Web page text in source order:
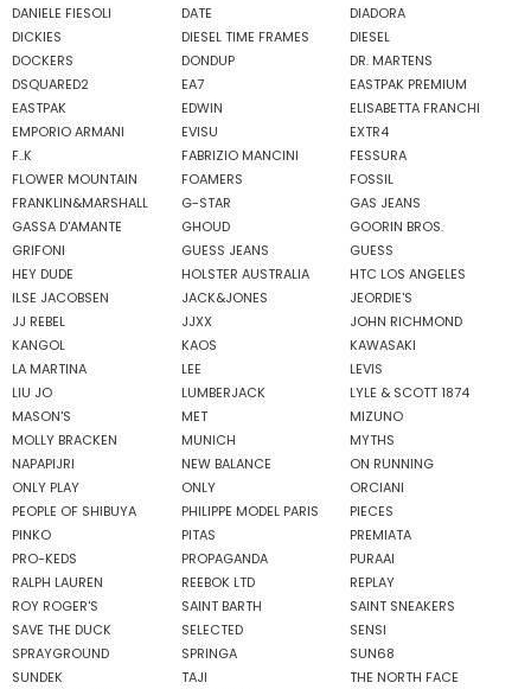
DANIELE FIESOLI
DATE
DIADORA
DICKIES
DIESEL TIME FRAMES
DIESEL
DOCKERS
DONDUP
DR. MARTENS
DSQUARED2
EA7
EASTPAK PREMIUM
EASTPAK
EDWIN
ELISABETTA FRANCHI
EMPORIO ARMANI
EVISU
EXTR4
F..K
FABRIZIO MANCINI
FESSURA
FLOWER MOUNTAIN
FOAMERS
FOSSIL
FRANKLIN&MARSHALL
G-STAR
GAS JEANS
GASSA D'AMANTE
GHOUD
GOORIN BROS.
GRIFONI
GUESS JEANS
GUESS
HEY DUDE
HOLSTER AUSTRALIA
HTC LOS ANGELES
ILSE JACOBSEN
JACK&JONES
JEORDIE'S
JJ REBEL
JJXX
JOHN RICHMOND
KANGOL
KAOS
KAWASAKI
LA MARTINA
LEE
LEVIS
LIU JO
LUMBERJACK
LYLE & SCOTT 1874
MASON'S
MET
MIZUNO
MOLLY BRACKEN
MUNICH
MYTHS
NAPAPIJRI
NEW BALANCE
ON RUNNING
ONLY PLAY
ONLY
ORCIANI
PEOPLE OF SHIBUYA
PHILIPPE MODEL PARIS
PIECES
PINKO
PITAS
PREMIATA
PRO-KEDS
PROPAGANDA
PURAAI
RALPH LAUREN
REEBOK LTD
REPLAY
ROY ROGER'S
SAINT BARTH
SAINT SNEAKERS
SAVE THE DUCK
SELECTED
SENSI
SPRAYGROUND
SPRINGA
SUN68
SUNDEK
TAJI
THE NORTH FACE